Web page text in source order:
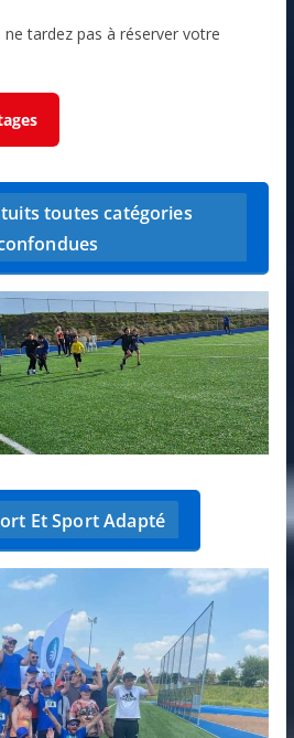
tardez pas à réserver votre
toutes catégories
Et Sport Adapté